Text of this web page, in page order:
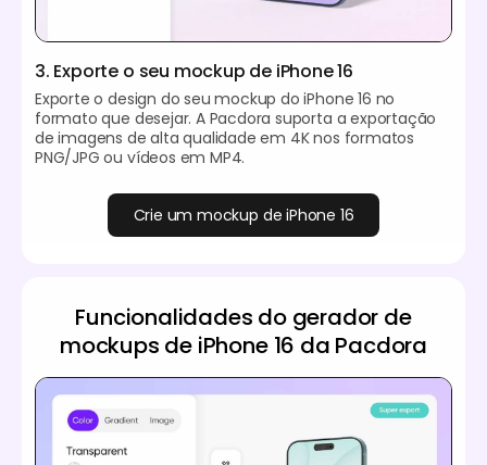
3. Exporte o seu mockup de iPhone 16
Exporte o design do seu mockup do iPhone 16 no
formato que desejar. A Pacdora suporta a exportação
de imagens de alta qualidade em 4K nos formatos
PNG/JPG ou vídeos em MP4.
Crie um mockup de iPhone 16
Funcionalidades do gerador de
mockups de iPhone 16 da Pacdora